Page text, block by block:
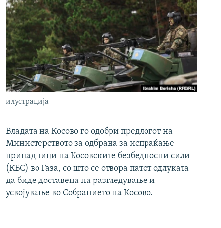
илустрација
Владата на Косово го одобри предлогот на
Министерството за одбрана за испраќање
припадници на Косовските безбедносни сили
(КБС) во Газа, со што се отвора патот одлуката
да биде доставена на разгледување и
усвојување во Собранието на Косово.